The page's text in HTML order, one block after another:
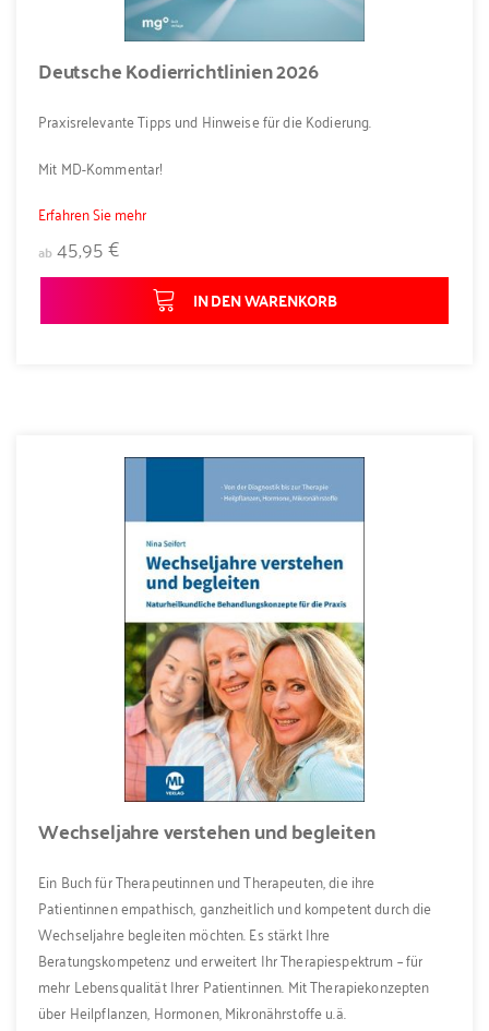
Deutsche Kodierrichtlinien 2026
Praxisrelevante Tipps und Hinweise für die Kodierung.
Mit MD-Kommentar!
Erfahren Sie mehr
ab45,95 €
IN DEN WARENKORB
Wechseljahre verstehen und begleiten
Ein Buch für Therapeutinnen und Therapeuten, die ihre
Patientinnen empathisch, ganzheitlich und kompetent durch die
Wechseljahre begleiten möchten. Es stärkt Ihre
Beratungskompetenz und erweitert Ihr Therapiespektrum – für
mehr Lebensqualität Ihrer Patientinnen. Mit Therapiekonzepten
über Heilpflanzen, Hormonen, Mikronährstoffe u.ä.